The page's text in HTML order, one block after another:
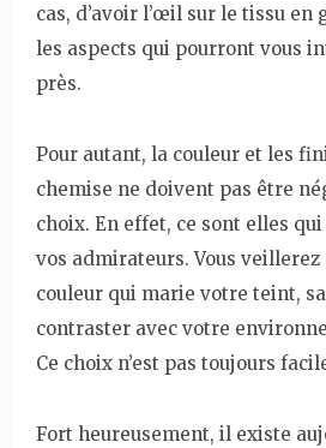
cas, d’avoir l’œil sur le tissu en
les aspects qui pourront vous
près.
Pour autant, la couleur et les
chemise ne doivent pas être
choix. En effet, ce sont elles
vos admirateurs. Vous
couleur qui marie votre teint,
contraster avec votre
Ce choix n’est pas toujours
Fort heureusement, il existe